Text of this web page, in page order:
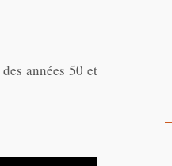
années 50 et